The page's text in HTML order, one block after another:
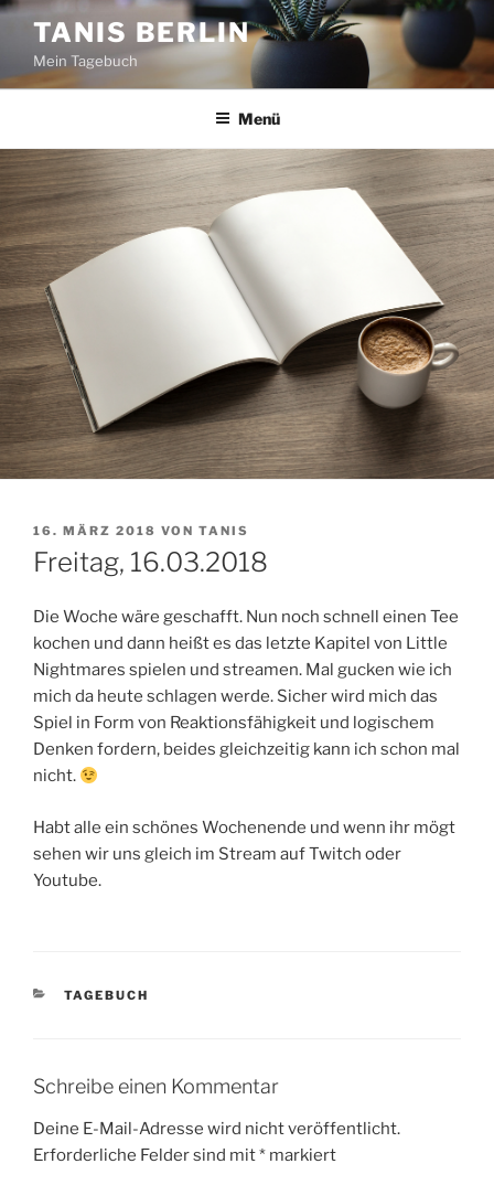
Zum
Inhalt
springen
TANIS BERLIN
Mein Tagebuch
Menü
VERÖFFENTLICHT
AM
16. MÄRZ 2018 VON TANIS
Freitag, 16.03.2018
Die Woche wäre geschafft. Nun noch schnell einen Tee
kochen und dann heißt es das letzte Kapitel von Little
Nightmares spielen und streamen. Mal gucken wie ich
mich da heute schlagen werde. Sicher wird mich das
Spiel in Form von Reaktionsfähigkeit und logischem
Denken fordern, beides gleichzeitig kann ich schon mal
nicht.
Habt alle ein schönes Wochenende und wenn ihr mögt
sehen wir uns gleich im Stream auf Twitch oder
Youtube.
KATEGORIEN
TAGEBUCH
Schreibe einen Kommentar
Deine E-Mail-Adresse wird nicht veröffentlicht.
Erforderliche Felder sind mit* markiert